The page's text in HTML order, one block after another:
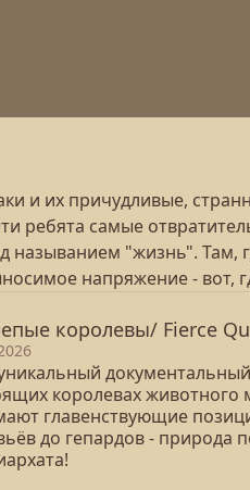
и их причудливые,
ребята самые
"жизнь". Там,
напряжение - вот,
королевы/ Fierce
королевах животного
главенствующие
до гепардов - природа